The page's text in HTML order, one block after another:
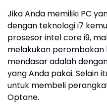
Jika Anda memiliki PC
dengan teknologi i7
prosesor intel core i9,
melakukan
mendasar adalah
yang Anda pakai. Selain
untuk membeli
Optane.